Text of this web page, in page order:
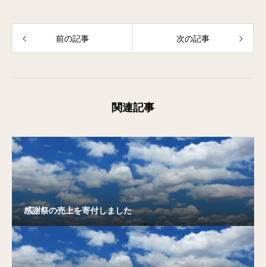
前の記事 次の記事
関連記事
感謝祭の売上を寄付しました